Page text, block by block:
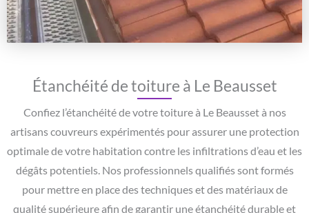
Étanchéité de toiture à Le Beausset
Confiez l’étanchéité de votre toiture à Le Beausset à nos
artisans couvreurs expérimentés pour assurer une protection
optimale de votre habitation contre les infiltrations d’eau et les
dégâts potentiels. Nos professionnels qualifiés sont formés
pour mettre en place des techniques et des matériaux de
qualité supérieure afin de garantir une étanchéité durable et